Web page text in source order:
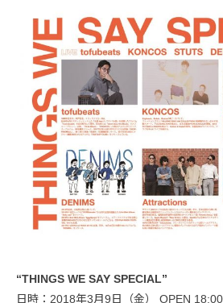
“THINGS WE SAY SPECIAL”
日時：2018年3月9日（金） OPEN